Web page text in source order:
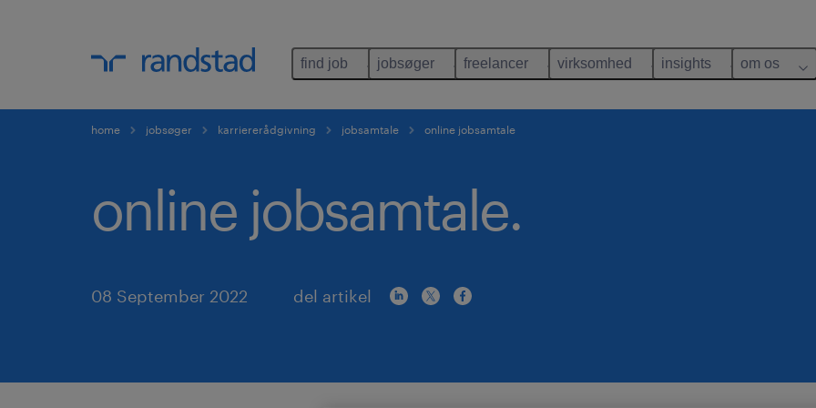
find job jobsøger freelancer virksomhed insights om os
home jobsøger karriererådgivning jobsamtale online jobsamtale
online jobsamtale.
08 September 2022 del artikel